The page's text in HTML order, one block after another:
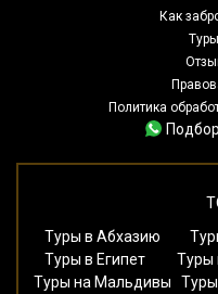
Как
Политика
Туры в Абхазию
Туры в Египет
Туры
Туры на Мальдивы